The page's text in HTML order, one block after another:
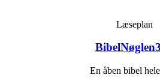
Læseplan
En åben bibel